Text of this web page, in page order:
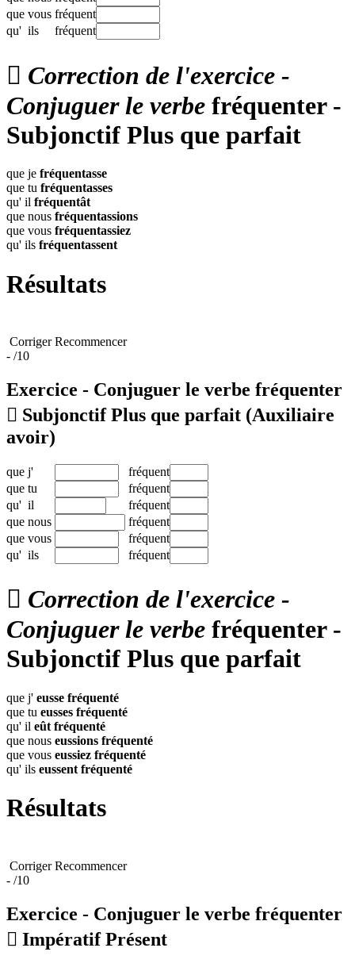
que vous fréquent
qu' ils fréquent
 Correction de l'exercice -
Conjuguer le verbe fréquenter -
Subjonctif Plus que parfait
que je fréquentasse
que tu fréquentasses
qu' il fréquentât
que nous fréquentassions
que vous fréquentassiez
qu' ils fréquentassent
Résultats
CorrigerRecommencer
- /10
Exercice - Conjuguer le verbe fréquenter
 Subjonctif Plus que parfait (Auxiliaire
avoir)
que j'
fréquent
que tu
fréquent
qu' il
fréquent
que nous
fréquent
que vous
fréquent
qu' ils fréquent
 Correction de l'exercice -
Conjuguer le verbe fréquenter -
Subjonctif Plus que parfait
que j' eusse fréquenté
que tu eusses fréquenté
qu' il eût fréquenté
que nous eussions fréquenté
que vous eussiez fréquenté
qu' ils eussent fréquenté
Résultats
CorrigerRecommencer
- /10
Exercice - Conjuguer le verbe fréquenter
 Impératif Présent